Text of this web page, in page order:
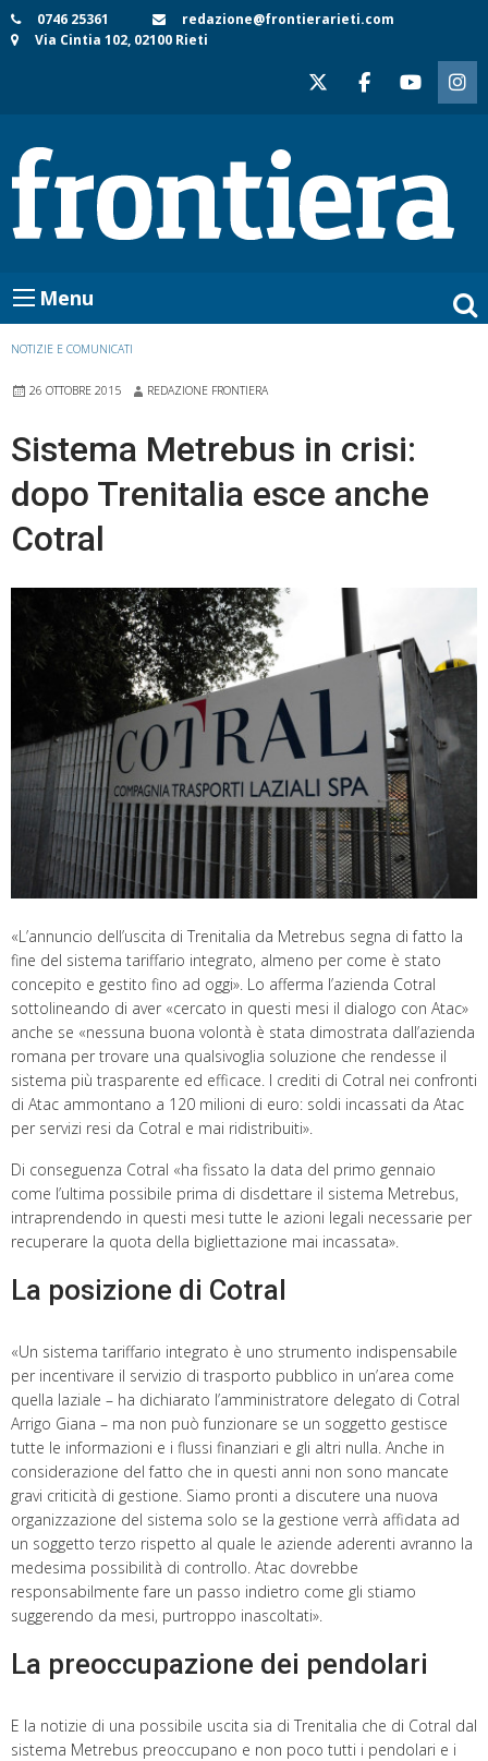
Skip
to
0746 25361
redazione@frontierarieti.com
Via Cintia 102, 02100 Rieti
Menu
NOTIZIE E COMUNICATI
26 OTTOBRE 2015 REDAZIONE FRONTIERA
Sistema Metrebus in crisi:
dopo Trenitalia esce anche
Cotral
«L’annuncio dell’uscita di Trenitalia da Metrebus segna di fatto la
fine del sistema tariffario integrato, almeno per come è stato
concepito e gestito fino ad oggi». Lo afferma l’azienda Cotral
sottolineando di aver «cercato in questi mesi il dialogo con Atac»
anche se «nessuna buona volontà è stata dimostrata dall’azienda
romana per trovare una qualsivoglia soluzione che rendesse il
sistema più trasparente ed efficace. I crediti di Cotral nei confronti
di Atac ammontano a 120 milioni di euro: soldi incassati da Atac
per servizi resi da Cotral e mai ridistribuiti».
Di conseguenza Cotral «ha fissato la data del primo gennaio
come l’ultima possibile prima di disdettare il sistema Metrebus,
intraprendendo in questi mesi tutte le azioni legali necessarie per
recuperare la quota della bigliettazione mai incassata».
La posizione di Cotral
«Un sistema tariffario integrato è uno strumento indispensabile
per incentivare il servizio di trasporto pubblico in un’area come
quella laziale – ha dichiarato l’amministratore delegato di Cotral
Arrigo Giana – ma non può funzionare se un soggetto gestisce
tutte le informazioni e i flussi finanziari e gli altri nulla. Anche in
considerazione del fatto che in questi anni non sono mancate
gravi criticità di gestione. Siamo pronti a discutere una nuova
organizzazione del sistema solo se la gestione verrà affidata ad
un soggetto terzo rispetto al quale le aziende aderenti avranno la
medesima possibilità di controllo. Atac dovrebbe
responsabilmente fare un passo indietro come gli stiamo
suggerendo da mesi, purtroppo inascoltati».
La preoccupazione dei pendolari
E la notizie di una possibile uscita sia di Trenitalia che di Cotral dal
sistema Metrebus preoccupano e non poco tutti i pendolari e i